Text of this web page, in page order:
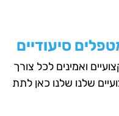
סיעודיים
ואמינים לכל צורך
שלנו שלנו כאן לתת